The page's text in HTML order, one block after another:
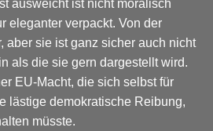
ausweicht ist nicht moralisch
eleganter verpackt. Von der
aber sie ist ganz sicher auch nicht
als die sie gern dargestellt wird.
EU-Macht, die sich selbst für
lästige demokratische Reibung,
müsste.